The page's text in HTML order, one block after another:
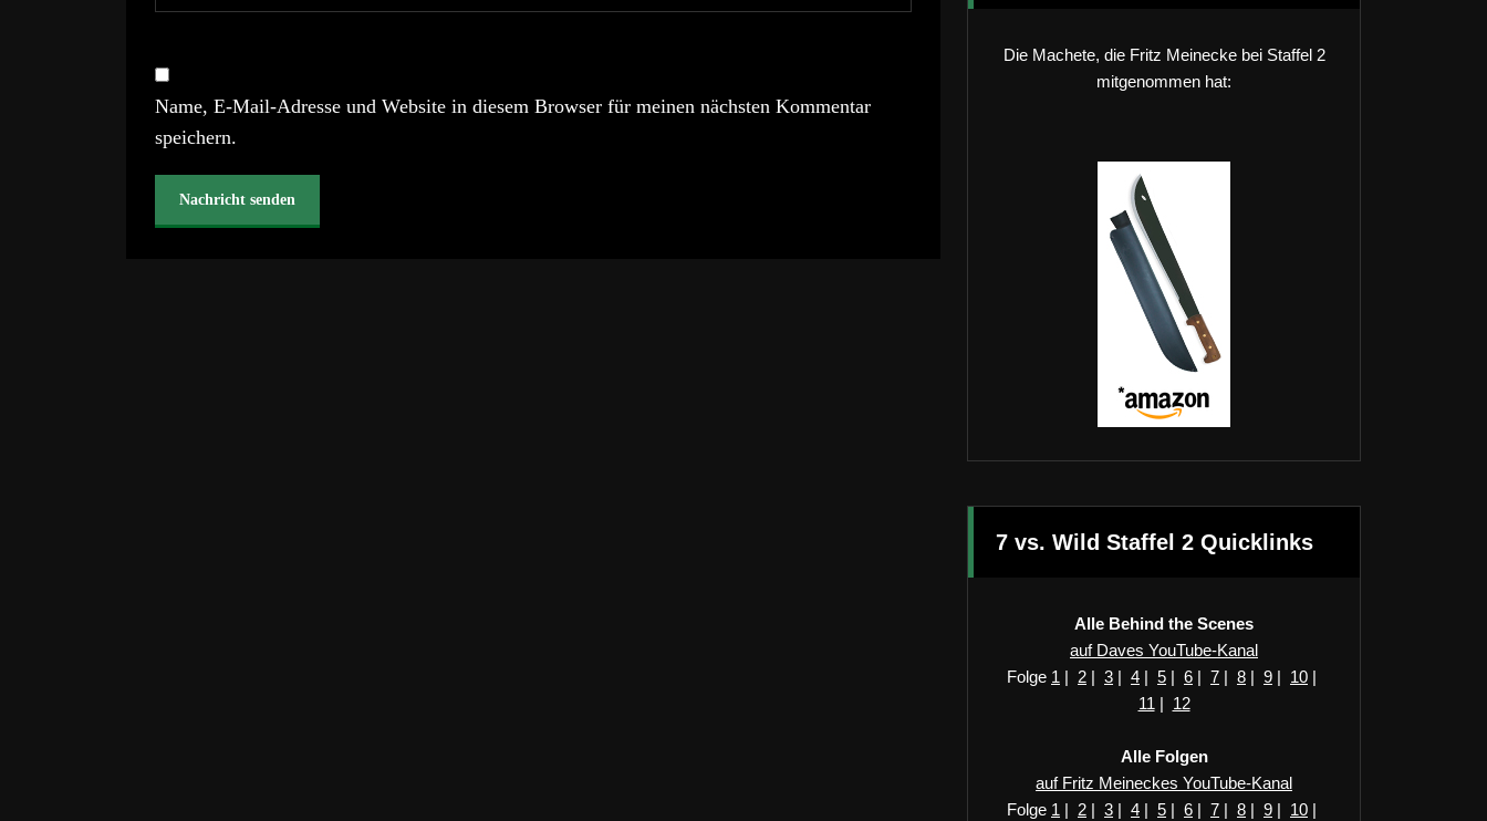
Name, E-Mail-Adresse und Website in diesem Browser für meinen nächsten Kommentar
speichern.
Die Machete, die Fritz Meinecke bei Staffel 2
mitgenommen hat:
7 vs. Wild Staffel 2 Quicklinks
Alle Behind the Scenes
auf Daves YouTube-Kanal
Folge 1 | 2 | 3 | 4 | 5 | 6 | 7 | 8 | 9 | 10 |
11 | 12
Alle Folgen
auf Fritz Meineckes YouTube-Kanal
Folge 1 | 2 | 3 | 4 | 5 | 6 | 7 | 8 | 9 | 10 |